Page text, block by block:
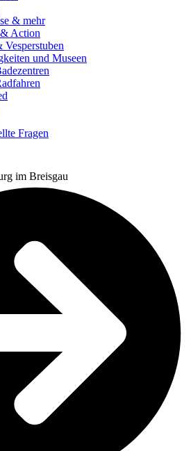
& mehr
Action
Vesperstuben
und Museen
Fragen
im Breisgau